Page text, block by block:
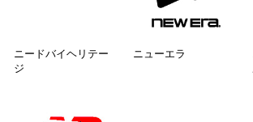
ニードバイヘリテー
ジ
ニューエラ